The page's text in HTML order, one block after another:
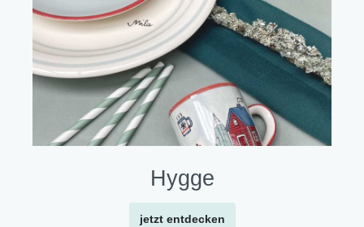
Hygge
jetzt entdecken